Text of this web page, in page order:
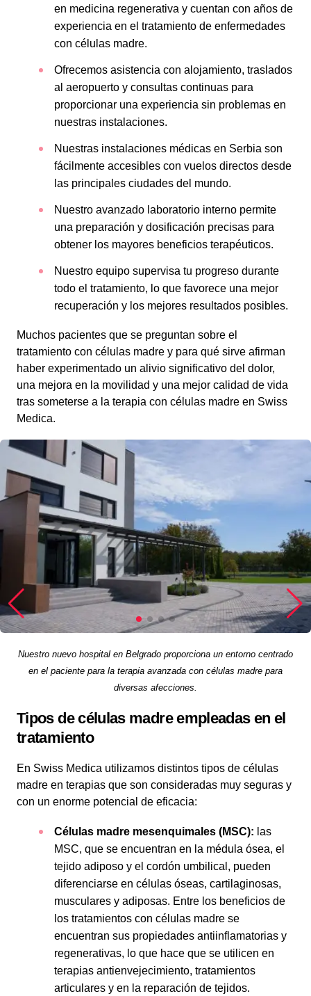
en medicina regenerativa y cuentan con años de
experiencia en el tratamiento de enfermedades
con células madre.
Ofrecemos asistencia con alojamiento, traslados
al aeropuerto y consultas continuas para
proporcionar una experiencia sin problemas en
nuestras instalaciones.
Nuestras instalaciones médicas en Serbia son
fácilmente accesibles con vuelos directos desde
las principales ciudades del mundo.
Nuestro avanzado laboratorio interno permite
una preparación y dosificación precisas para
obtener los mayores beneficios terapéuticos.
Nuestro equipo supervisa tu progreso durante
todo el tratamiento, lo que favorece una mejor
recuperación y los mejores resultados posibles.
Muchos pacientes que se preguntan sobre el
tratamiento con células madre y para qué sirve afirman
haber experimentado un alivio significativo del dolor,
una mejora en la movilidad y una mejor calidad de vida
tras someterse a la terapia con células madre en Swiss
Medica.
Nuestro nuevo hospital en Belgrado proporciona un entorno centrado
en el paciente para la terapia avanzada con células madre para
diversas afecciones.
Tipos de células madre empleadas en el
tratamiento
En Swiss Medica utilizamos distintos tipos de células
madre en terapias que son consideradas muy seguras y
con un enorme potencial de eficacia:
Células madre mesenquimales (MSC): las
MSC, que se encuentran en la médula ósea, el
tejido adiposo y el cordón umbilical, pueden
diferenciarse en células óseas, cartilaginosas,
musculares y adiposas. Entre los beneficios de
los tratamientos con células madre se
encuentran sus propiedades antiinflamatorias y
regenerativas, lo que hace que se utilicen en
terapias antienvejecimiento, tratamientos
articulares y en la reparación de tejidos.